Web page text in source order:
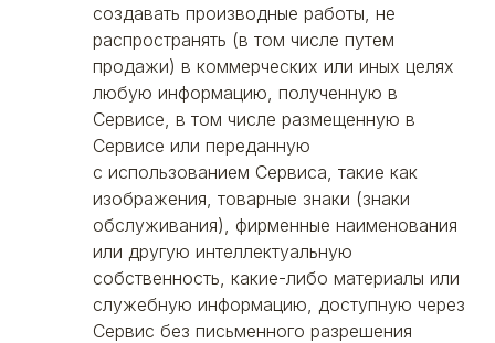
создавать производные работы, не
распространять (в том числе путем
продажи) в коммерческих или иных целях
любую информацию, полученную в
Сервисе, в том числе размещенную в
Сервисе или переданную
с использованием Сервиса, такие как
изображения, товарные знаки (знаки
обслуживания), фирменные наименования
или другую интеллектуальную
собственность, какие-либо материалы или
служебную информацию, доступную через
Сервис без письменного разрешения